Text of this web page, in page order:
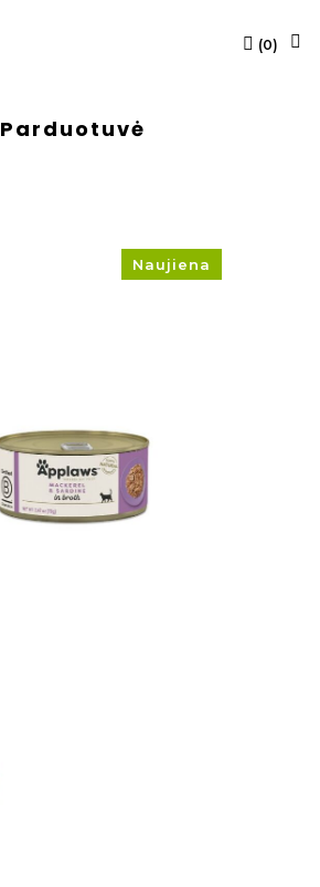
(0)
Parduotuvė
Naujiena